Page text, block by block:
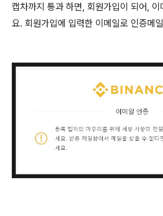
캡차까지 통과 하면, 회원가입이 되어, 이
요. 회원가입에 입력한 이메일로 인증메